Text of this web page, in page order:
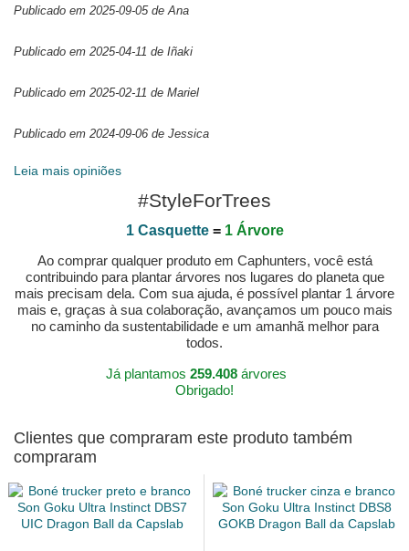
Publicado em 2025-09-05 de Ana
Publicado em 2025-04-11 de Iñaki
Publicado em 2025-02-11 de Mariel
Publicado em 2024-09-06 de Jessica
Leia mais opiniões
#StyleForTrees
1 Casquette= 1 Árvore
Ao comprar qualquer produto em Caphunters, você está
contribuindo para plantar árvores nos lugares do planeta que
mais precisam dela. Com sua ajuda, é possível plantar 1 árvore
mais e, graças à sua colaboração, avançamos um pouco mais
no caminho da sustentabilidade e um amanhã melhor para
todos.
Já plantamos 259.408árvores
Obrigado!
Clientes que compraram este produto também
compraram